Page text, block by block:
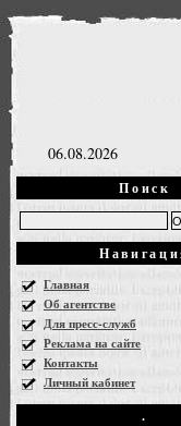
06.08.2026
Поиск
Главная
Об агентстве
Для пресс-служб
Реклама на сайте
Контакты
Личный кабинет
.